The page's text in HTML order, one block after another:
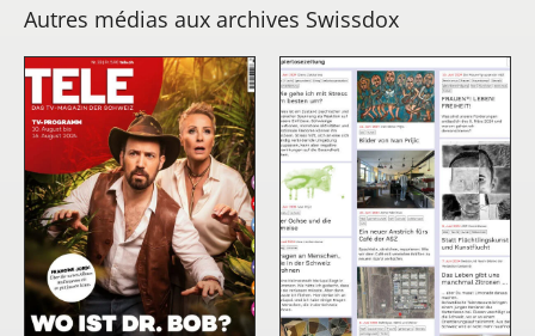
Autres médias aux archives Swissdox